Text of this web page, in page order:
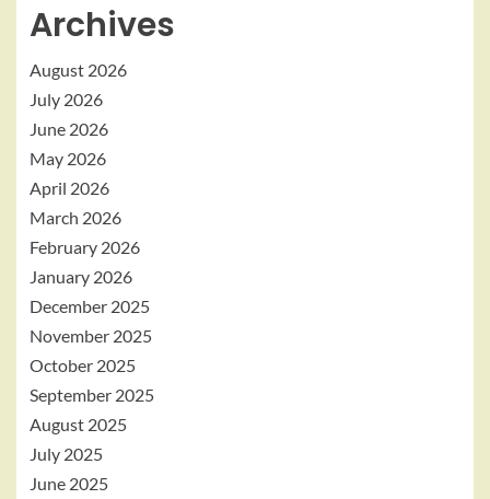
Archives
August 2026
July 2026
June 2026
May 2026
April 2026
March 2026
February 2026
January 2026
December 2025
November 2025
October 2025
September 2025
August 2025
July 2025
June 2025